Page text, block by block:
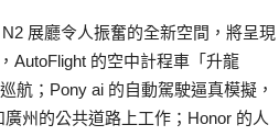
N2 展廳令人振奮的全新空間，將呈現
AutoFlight 的空中計程車「升龍
航；Pony ai 的自動駕駛逼真模擬，
州的公共道路上工作；Honor 的人